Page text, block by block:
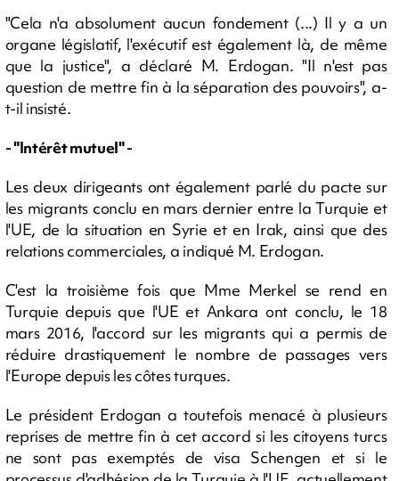
"Cela n'a absolument aucun fondement (...) Il y a un
organe législatif, l'exécutif est également là, de même
que la justice", a déclaré M. Erdogan. "Il n'est pas
question de mettre fin à la séparation des pouvoirs", a-
t-il insisté.
- "Intérêt mutuel" -
Les deux dirigeants ont également parlé du pacte sur
les migrants conclu en mars dernier entre la Turquie et
l'UE, de la situation en Syrie et en Irak, ainsi que des
relations commerciales, a indiqué M. Erdogan.
C'est la troisième fois que Mme Merkel se rend en
Turquie depuis que l'UE et Ankara ont conclu, le 18
mars 2016, l'accord sur les migrants qui a permis de
réduire drastiquement le nombre de passages vers
l'Europe depuis les côtes turques.
Le président Erdogan a toutefois menacé à plusieurs
reprises de mettre fin à cet accord si les citoyens turcs
ne sont pas exemptés de visa Schengen et si le